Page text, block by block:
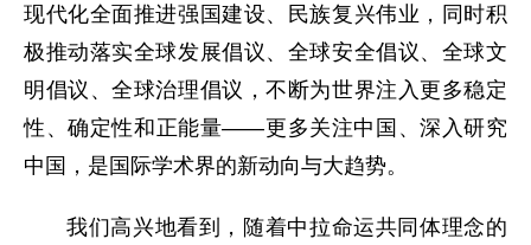
现代化全面推进强国建设、民族复兴伟业，同时积
极推动落实全球发展倡议、全球安全倡议、全球文
明倡议、全球治理倡议，不断为世界注入更多稳定
性、确定性和正能量——更多关注中国、深入研究
中国，是国际学术界的新动向与大趋势。
我们高兴地看到，随着中拉命运共同体理念的